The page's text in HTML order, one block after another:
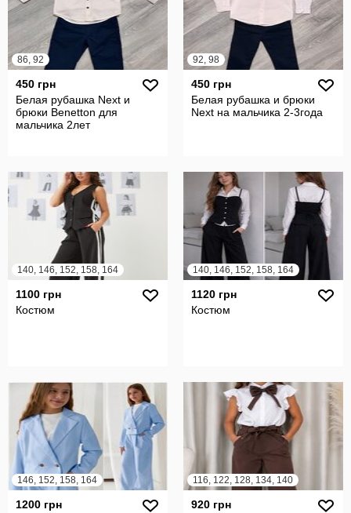
86, 92
450 грн
Белая рубашка Next и
брюки Benetton для
мальчика 2лет
92, 98
450 грн
Белая рубашка и брюки
Next на мальчика 2-3года
140, 146, 152, 158, 164
1100 грн
Костюм
140, 146, 152, 158, 164
1120 грн
Костюм
146, 152, 158, 164
1200 грн
116, 122, 128, 134, 140
920 грн